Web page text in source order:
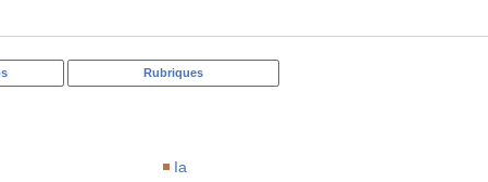
Rubriques
Ia